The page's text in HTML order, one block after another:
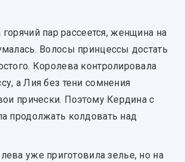
пар рассеется, женщина на
Волосы принцессы достать
Королева контролировала
а Лия без тени сомнения
прически. Поэтому Кердина с
продолжать колдовать над
уже приготовила зелье, но на